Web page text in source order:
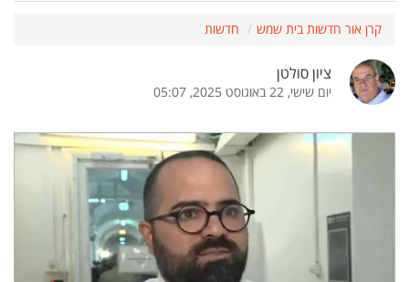
קרן אור חדשות בית שמש חדשות
ציון סולטן
יום שישי, 22 באוגוסט 2025, 05:07